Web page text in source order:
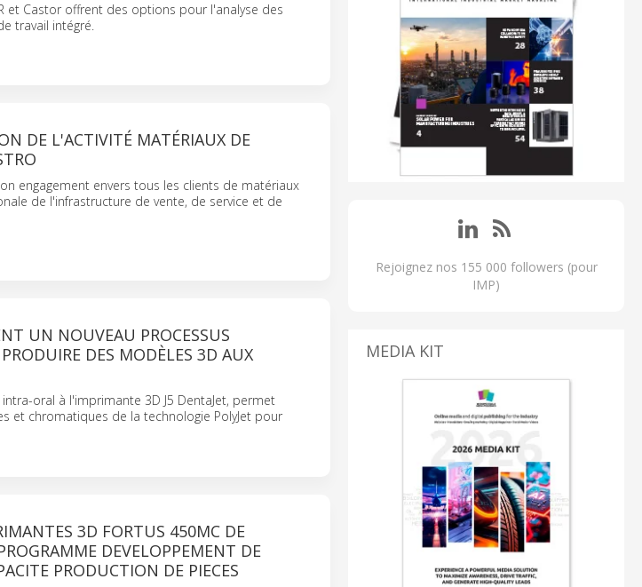
et Castor offrent des options pour l'analyse des
travail intégré.
DE L'ACTIVITÉ MATÉRIAUX DE
engagement envers tous les clients de matériaux
de l'infrastructure de vente, de service et de
UN NOUVEAU PROCESSUS
DES MODÈLES 3D AUX
oral à l'imprimante 3D J5 DentaJet, permet
et chromatiques de la technologie PolyJet pour
3D FORTUS 450MC DE
DEVELOPPEMENT DE
PRODUCTION DE PIECES
Rejoignez nos 155 000 followers (pour
IMP)
MEDIA KIT